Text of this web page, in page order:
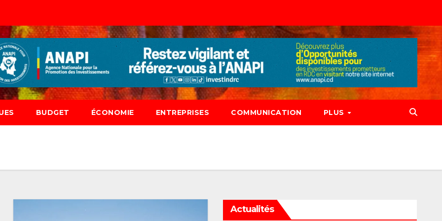
BUDGET ÉCONOMIE ENTREPRISES COMMUNICATION PLUS
Actualités